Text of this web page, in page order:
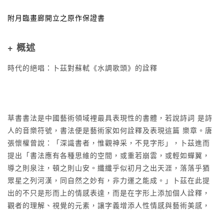
附月臨畫廊開立之原作保證書
+ 概述
時代的絕唱：卜茲對蘇軾《水調歌頭》的詮釋
草書書法是中國藝術領域裡最具表現性的書體，若說詩詞 是詩
人的音樂符號，書法便是藝術家如何詮釋及表現這篇 樂章。唐
張懷權曾說：「深識書者，惟觀神采，不見字形」，卜茲進而
提出「書法應有各種思維的空間，或重若崩雲，或輕如蟬翼，
導之則泉注，頓之則山安。纖纖乎似初月之出天涯，落落乎猶
眾星之列河漢，同自然之妙有，非力運之能成。」卜茲在此提
出的不只是形而上的情感表達，而是在字形上添加個人詮釋，
觀者的理解、視覺的元素，讓字義增添人性情感與藝術美感，